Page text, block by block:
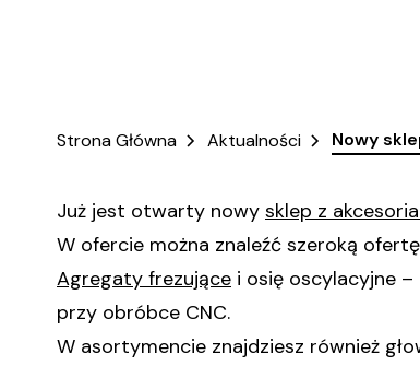
Strona Główna Aktualności Nowy
Już jest otwarty nowy sklep z
W ofercie można znaleźć szeroką
Agregaty frezujące i osię oscylacyjne
przy obróbce CNC.
W asortymencie znajdziesz również